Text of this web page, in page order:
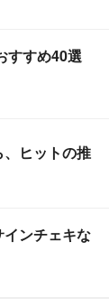
すすめ40選
ヒットの推
ンチェキな